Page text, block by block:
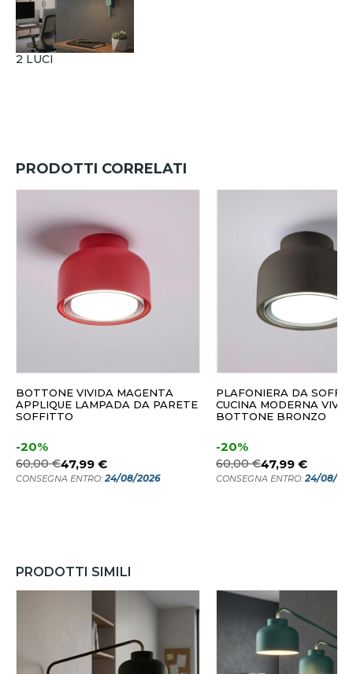
2 LUCI
PRODOTTI CORRELATI
BOTTONE VIVIDA MAGENTA
APPLIQUE LAMPADA DA PARETE
SOFFITTO
-20%
60,00 €47,99 €
CONSEGNA ENTRO:24/08/2026
PLAFONIERA DA
CUCINA MODERNA
BOTTONE BRONZO
-20%
60,00 €47,99 €
CONSEGNA ENTRO:24/08/
PRODOTTI SIMILI